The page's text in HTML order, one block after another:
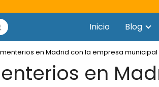
Inicio Blog
en Madrid con la empresa
en